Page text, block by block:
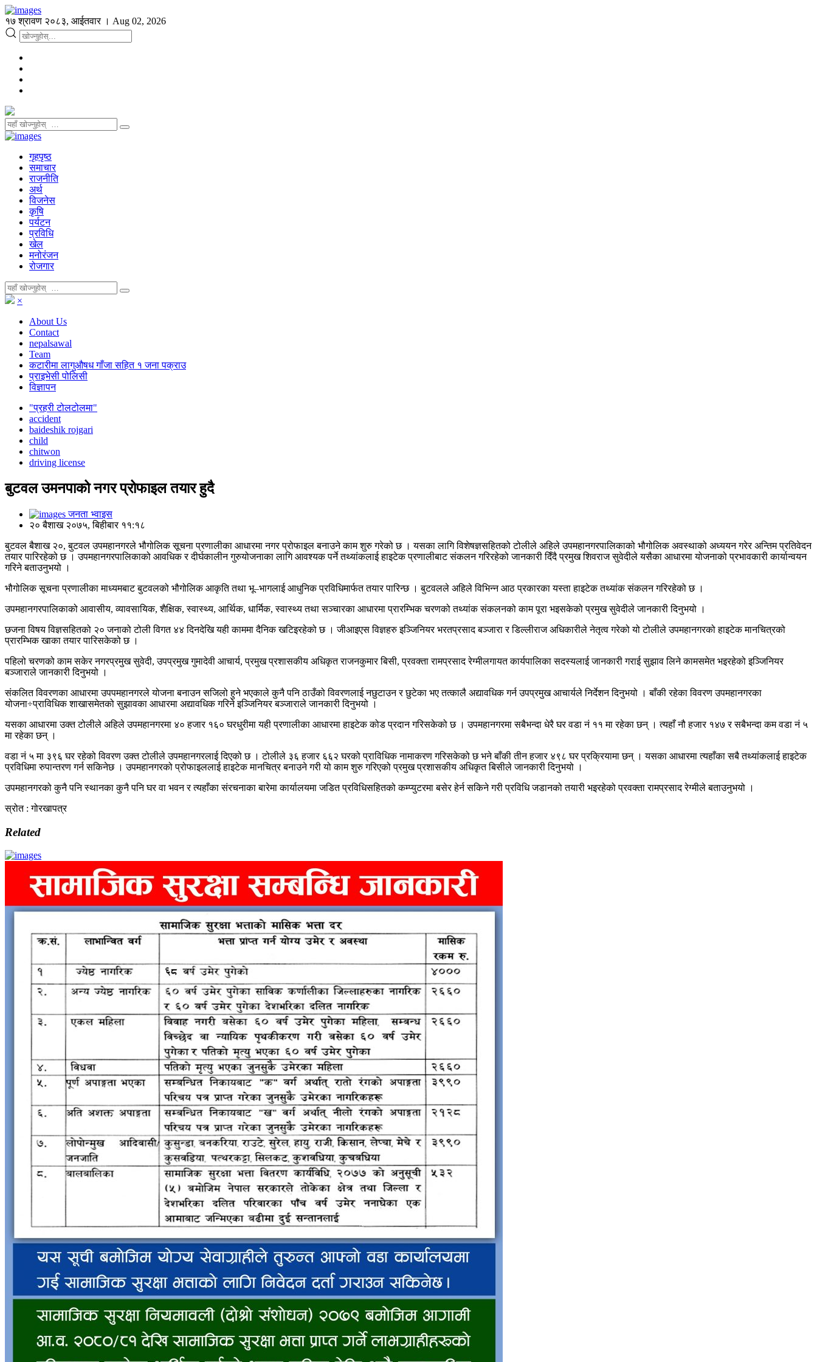
१७ श्रावण २०८३, आईतवार । Aug 02, 2026
गृहपृष्ठ
समाचार
राजनीति
अर्थ
विजनेस
कृषि
पर्यटन
प्रविधि
खेल
मनोरंजन
रोजगार
×
About Us
Contact
nepalsawal
Team
कटारीमा लागुऔषध गाँजा सहित १ जना पक्राउ
प्राइभेसी पोलिसी
विज्ञापन
"प्रहरी टोलटोलमा"
accident
baideshik rojgari
child
chitwon
driving license
बुटवल उमनपाको नगर प्रोफाइल तयार हुदै
जनता भ्वाइस
२० बैशाख २०७५, बिहीबार ११:१८
बुटवल बैशाख २०, बुटवल उपमहानगरले भौगोलिक सूचना प्रणालीका आधारमा नगर प्रोफाइल बनाउने काम शुरु गरेको छ । यसका लागि विशेषज्ञसहितको टोलीले अहिले उपमहानगरपालिकाको भौगोलिक अवस्थाको अध्ययन गरेर अन्तिम प्रतिवेदन
तयार पारिरहेको छ । उपमहानगरपालिकाको आवधिक र दीर्घकालीन गुरुयोजनाका लागि आवश्यक पर्ने तथ्यांकलाई हाइटेक प्रणालीबाट संकलन गरिरहेको जानकारी दिँदै प्रमुख शिवराज सुवेदीले यसैका आधारमा योजनाको प्रभावकारी कार्यान्वयन
गरिने बताउनुभयो ।
भौगोलिक सूचना प्रणालीका माध्यमबाट बुटवलको भौगोलिक आकृति तथा भू–भागलाई आधुनिक प्रविधिमार्फत तयार पारिन्छ । बुटवलले अहिले विभिन्न आठ प्रकारका यस्ता हाइटेक तथ्यांक संकलन गरिरहेको छ ।
उपमहानगरपालिकाको आवासीय, व्यावसायिक, शैक्षिक, स्वास्थ्य, आर्थिक, धार्मिक, स्वास्थ्य तथा सञ्चारका आधारमा प्रारम्भिक चरणको तथ्यांक संकलनको काम पूरा भइसकेको प्रमुख सुवेदीले जानकारी दिनुभयो ।
छजना विषय विज्ञसहितको २० जनाको टोली विगत ४४ दिनदेखि यही काममा दैनिक खटिइरहेको छ । जीआइएस विज्ञहरु इञ्जिनियर भरतप्रसाद बञ्जारा र डिल्लीराज अधिकारीले नेतृत्व गरेको यो टोलीले उपमहानगरको हाइटेक मानचित्रको
प्रारम्भिक खाका तयार पारिसकेको छ ।
पहिलो चरणको काम सकेर नगरप्रमुख सुवेदी, उपप्रमुख गुमादेवी आचार्य, प्रमुख प्रशासकीय अधिकृत राजनकुमार बिसी, प्रवक्ता रामप्रसाद रेग्मीलगायत कार्यपालिका सदस्यलाई जानकारी गराई सुझाव लिने कामसमेत भइरहेको इञ्जिनियर
बञ्जाराले जानकारी दिनुभयो ।
संकलित विवरणका आधारमा उपपमहानगरले योजना बनाउन सजिलो हुने भएकाले कुनै पनि ठाउँको विवरणलाई नछुटाउन र छुटेका भए तत्कालै अद्यावधिक गर्न उपप्रमुख आचार्यले निर्देशन दिनुभयो । बाँकी रहेका विवरण उपमहानगरका
योजना÷प्राविधिक शाखासमेतको सुझावका आधारमा अद्यावधिक गरिने इञ्जिनियर बञ्जाराले जानकारी दिनुभयो ।
यसका आधारमा उक्त टोलीले अहिले उपमहानगरमा ४० हजार १६० घरधुरीमा यही प्रणालीका आधारमा हाइटेक कोड प्रदान गरिसकेको छ । उपमहानगरमा सबैभन्दा धेरै घर वडा नं ११ मा रहेका छन् । त्यहाँ नौ हजार १४७ र सबैभन्दा कम वडा नं ५
मा रहेका छन् ।
वडा नं ५ मा ३९६ घर रहेको विवरण उक्त टोलीले उपमहानगरलाई दिएको छ । टोलीले ३६ हजार ६६२ घरको प्राविधिक नामाकरण गरिसकेको छ भने बाँकी तीन हजार ४९८ घर प्रक्रियामा छन् । यसका आधारमा त्यहाँका सबै तथ्यांकलाई हाइटेक
प्रविधिमा रुपान्तरण गर्न सकिनेछ । उपमहानगरको प्रोफाइललाई हाइटेक मानचित्र बनाउने गरी यो काम शुरु गरिएको प्रमुख प्रशासकीय अधिकृत बिसीले जानकारी दिनुभयो ।
उपमहानगरको कुनै पनि स्थानका कुनै पनि घर वा भवन र त्यहाँका संरचनाका बारेमा कार्यालयमा जडित प्रविधिसहितको कम्प्युटरमा बसेर हेर्न सकिने गरी प्रविधि जडानको तयारी भइरहेको प्रवक्ता रामप्रसाद रेग्मीले बताउनुभयो ।
स्रोत : गोरखापत्र
Related